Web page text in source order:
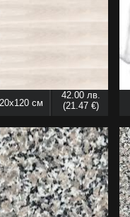
20x120 см
42.00 лв.
(21.47 €)